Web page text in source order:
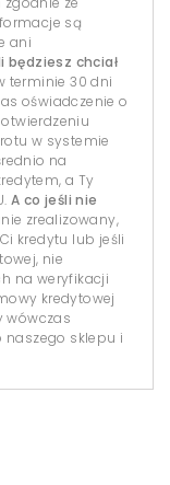
są
ani
będziesz chciał
terminie 30 dni
oświadczenie o
w systemie
na
a Ty
A co jeśli nie
zrealizowany,
kredytu lub jeśli
nie
na weryfikacji
kredytowej
wówczas
naszego sklepu i